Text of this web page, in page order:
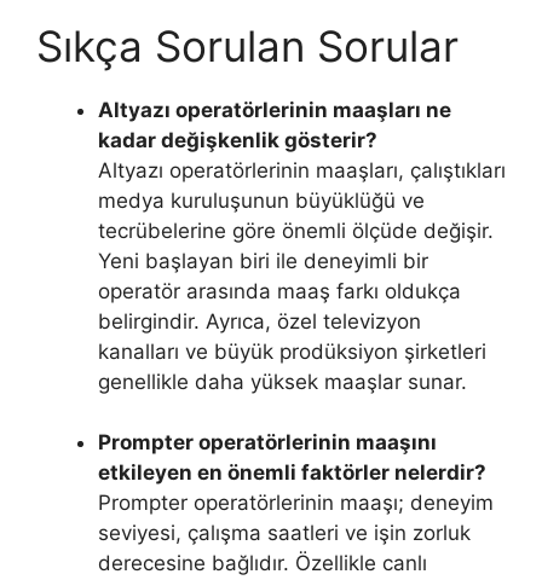
Sıkça Sorulan Sorular
Altyazı operatörlerinin maaşları ne
kadar değişkenlik gösterir?
Altyazı operatörlerinin maaşları, çalıştıkları
medya kuruluşunun büyüklüğü ve
tecrübelerine göre önemli ölçüde değişir.
Yeni başlayan biri ile deneyimli bir
operatör arasında maaş farkı oldukça
belirgindir. Ayrıca, özel televizyon
kanalları ve büyük prodüksiyon şirketleri
genellikle daha yüksek maaşlar sunar.
Prompter operatörlerinin maaşını
etkileyen en önemli faktörler nelerdir?
Prompter operatörlerinin maaşı; deneyim
seviyesi, çalışma saatleri ve işin zorluk
derecesine bağlıdır. Özellikle canlı